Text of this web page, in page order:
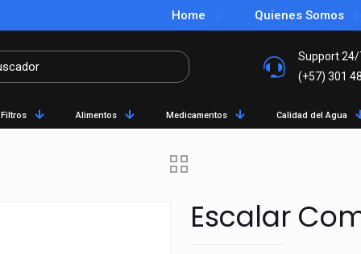
Home Quienes Somos
Support
(+57) 301
Filtros Alimentos Medicamentos Calidad del Agua
Escalar